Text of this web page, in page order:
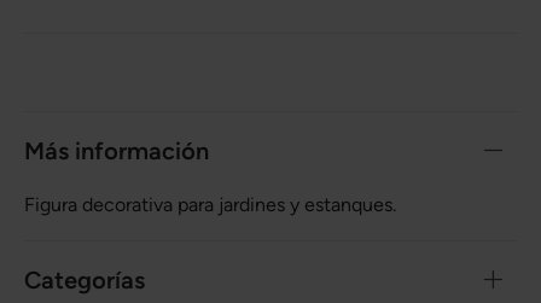
Más información
Figura decorativa para jardines y estanques.
Categorías